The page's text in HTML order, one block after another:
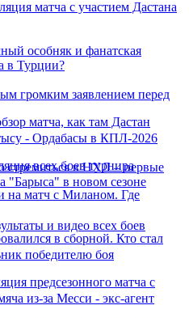
матча с участием Дастана
особняк и фанатская
в Турции?
громким заявлением перед
- Ордабасы в КПЛ-2026
стремиться в НХЛ – первые
"Барыса" в новом сезоне
и видео всех боев
победителю боя
из-за Месси - экс-агент
матча, как там Дастан
всех боев турнира
на матч с Миланом. Где
в сборной. Кто стал
предсезонного матча с